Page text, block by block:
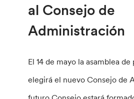
al Consejo de
Administración
El 14 de mayo la asamblea
elegirá el nuevo Consejo de